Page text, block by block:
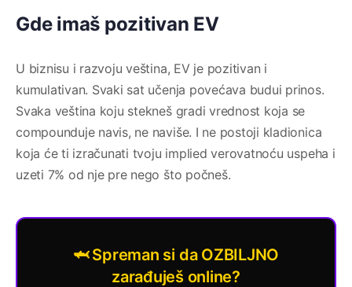
Gde imaš pozitivan EV
U biznisu i razvoju veština, EV je pozitivan i
kumulativan. Svaki sat učenja povećava budui prinos.
Svaka veština koju stekneš gradi vrednost koja se
compounduje navis, ne naviše. I ne postoji kladionica
koja će ti izračunati tvoju implied verovatnoću uspeha i
uzeti 7% od nje pre nego što počneš.
🦈 Spreman si da OZBILJNO
zarađuješ online?